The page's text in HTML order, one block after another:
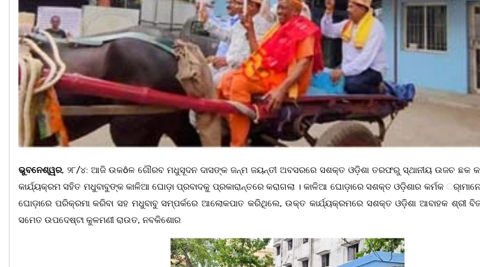
ଭୁବନେଶ୍ୱର, ୨୮/୪: ଆଜି ଉକôଳ ଗୌରବ ମଧୁସୂଦନ ଦାସଙ୍କ ଜନ୍ମ ଜୟନ୍ତୀ ଅବସରରେ ସଶକ୍ତ ଓଡ଼ିଶା ତରଫରୁ ସ୍ଥାନୀୟ ଉଜଚ ଛକ
କାର୍ଯ୍ୟକ୍ରମ ସହିତ ମଧୁବାବୁଙ୍କ କାଳିଆ ଘୋଡ଼ା ପ୍ରବାଦକୁ ପ୍ରକାରାନ୍ତରେ କରାଗଲା । କାଳିଆ ଘୋଡ଼ାରେ ସଶକ୍ତ ଓଡ଼ିଶାର କର୍ମକ
ଘୋଡ଼ାରେ ପରିକ୍ରମା କରିବା ସହ ମଧୁବାବୁ ସମ୍ପର୍କରେ ଆଲୋକପାତ କରିଥିଲେ, ଉକ୍ତ କାର୍ଯ୍ୟକ୍ରମରେ ସଶକ୍ତ ଓଡ଼ିଶା ଆବାହକ ଶ୍ରୀ
ସମେତ ଉପଦେଷ୍ଟା କୁଳମଣୀ ରାଉତ, ନବକିଶୋର